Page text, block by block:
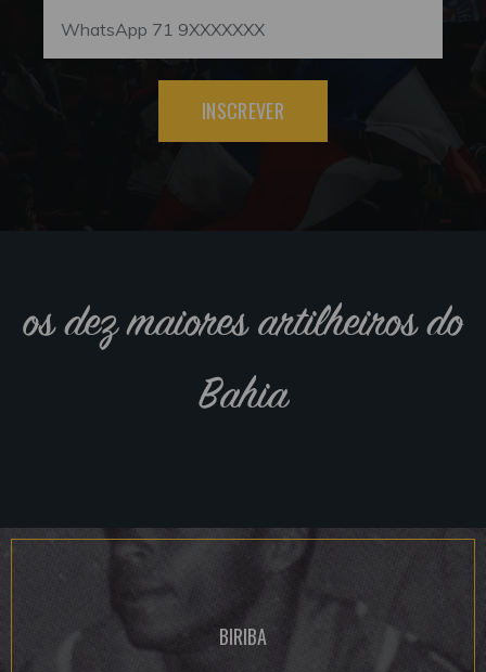
INSCREVER
os dez maiores artilheiros do
Bahia
BIRIBA